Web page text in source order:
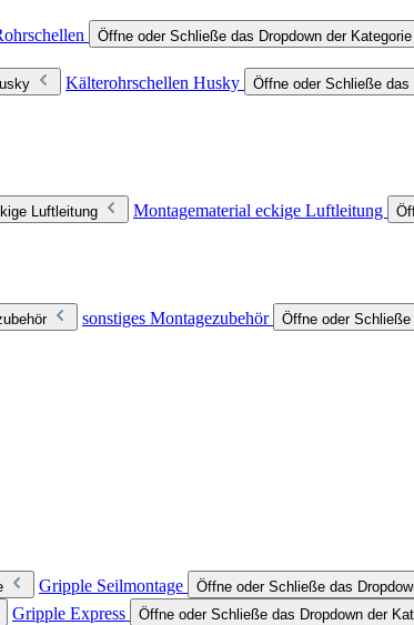
Öffne oder Schließe das Dropdown der
Kälterohrschellen Husky Öffne oder Schließe
Luftleitung Montagematerial eckige Luftleitung
sonstiges Montagezubehör Öffne oder
Gripple Seilmontage
Öffne oder Schließe das
Gripple Express Öffne oder Schließe das Dropdown der